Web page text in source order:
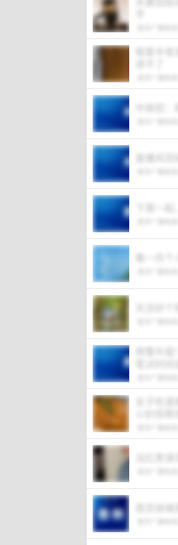
租客半
中疾控
直播间
下周一
预警升
女子吃
当红男